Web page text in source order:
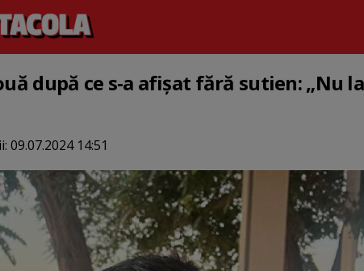
după ce s-a afișat fără sutien: „Nu
09.07.2024 14:51